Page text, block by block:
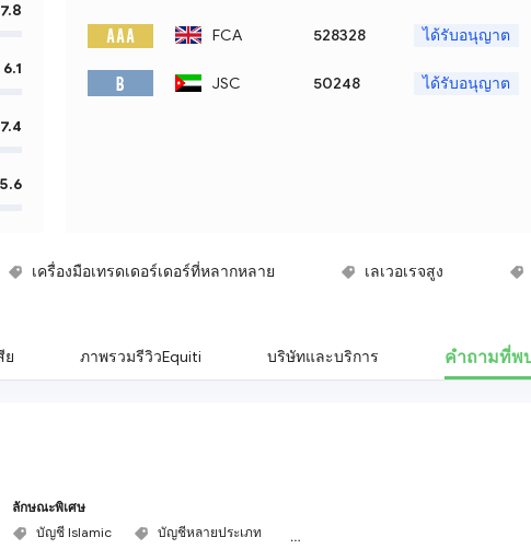
7.8
6.1
7.4
5.6
A A A FCA 528328
B JSC 50248
ได้รับอนุญาต
ได้รับอนุญาต
เครื่องมือเทรดเดอร์เดอร์ที่หลากหลาย เลเวอเรจสูง
ย ภาพรวมรีวิวEquiti บริษัทและบริการ คำถามที่พ
ลักษณะพิเศษ
บัญชี Islamic
บัญชีหลายประเภท